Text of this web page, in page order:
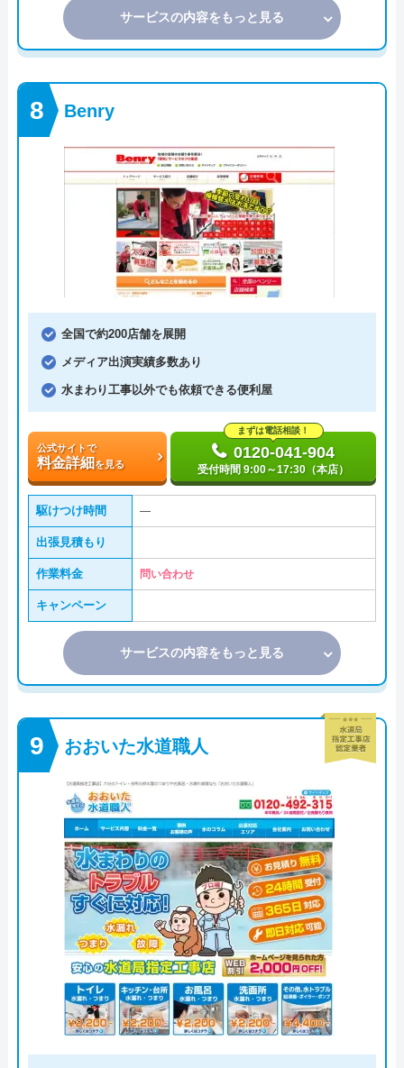
サービスの内容をもっと見る
Benry
全国で約200店舗を展開
メディア出演実績多数あり
水まわり工事以外でも依頼できる便利屋
公式サイトで
料金詳細を見る
まずは電話相談！
0120-041-904
受付時間 9:00～17:30（本店）
駆けつけ時間 ―
出張見積もり
作業料金 問い合わせ
キャンペーン
サービスの内容をもっと見る
おおいた水道職人